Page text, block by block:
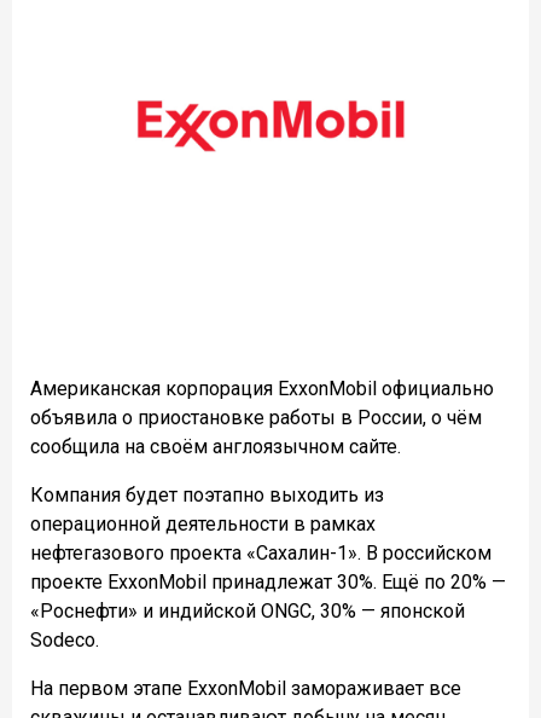
Американская корпорация ExxonMobil официально
объявила о приостановке работы в России, о чём
сообщила на своём англоязычном сайте.
Компания будет поэтапно выходить из
операционной деятельности в рамках
нефтегазового проекта «Сахалин-1». В российском
проекте ExxonMobil принадлежат 30%. Ещё по 20% —
«Роснефти» и индийской ONGC, 30% — японской
Sodeco.
На первом этапе ExxonMobil замораживает все